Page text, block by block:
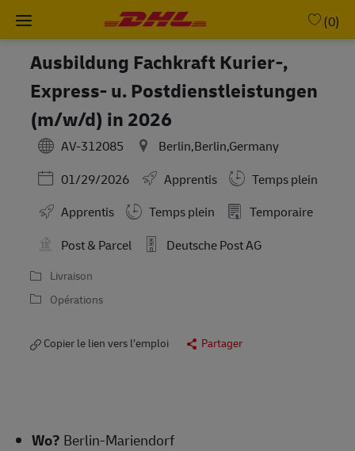
(0)
Ausbildung Fachkraft Kurier-,
Express- u. Postdienstleistungen
(m/w/d) in 2026
AV-312085
Berlin,Berlin,Germany
Posted Date
01/29/2026 Apprentis
Temps plein
Apprentis
Working Hours
Temps plein
Temporaire
Post & Parcel
Deutsche Post AG
Livraison
Opérations
Copier le lien vers l’emploi Partager
Wo? Berlin-Mariendorf